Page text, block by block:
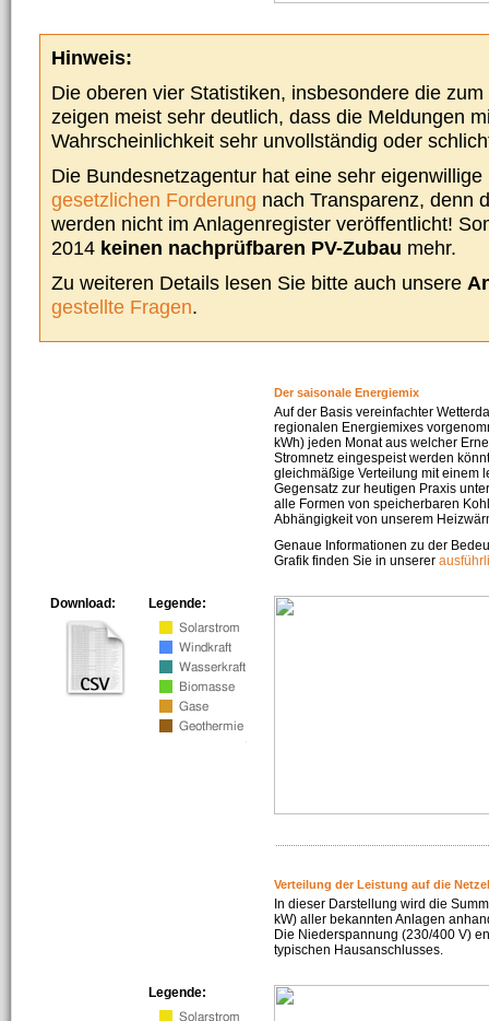
Hinweis:
Die oberen vier Statistiken, insbesondere die
zeigen meist sehr deutlich, dass die Meldungen
Wahrscheinlichkeit sehr unvollständig oder
Die Bundesnetzagentur hat eine sehr
gesetzlichen Forderung nach Transparenz, denn
werden nicht im Anlagenregister veröffentlicht!
2014 keinen nachprüfbaren PV-Zubau mehr.
Zu weiteren Details lesen Sie bitte auch unsere
gestellte Fragen.
Der saisonale Energiemix
Auf der Basis vereinfachter
regionalen Energiemixes
kWh) jeden Monat aus welcher
Stromnetz eingespeist werden
gleichmäßige Verteilung mit einem
Gegensatz zur heutigen Praxis
alle Formen von speicherbaren
Abhängigkeit von unserem
Genaue Informationen zu der
Grafik finden Sie in unserer
Legende:
Download:
Verteilung der Leistung auf die
In dieser Darstellung wird die
kW) aller bekannten Anlagen
Die Niederspannung (230/400 V)
typischen Hausanschlusses.
Legende: